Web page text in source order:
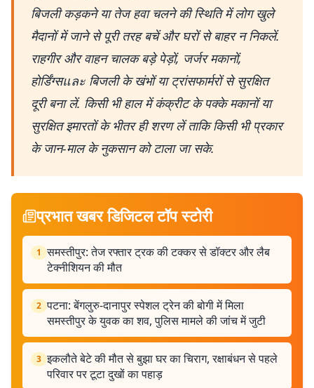
बिजली कड़कने या तेज हवा चलने की स्थिति में लोग खुले
मैदानों में जाने से पूरी तरह बचें और घरों से बाहर न निकलें.
राहगीर और वाहन चालक बड़े पेड़ों, जर्जर मकानों,
होर्डिंग्सและ बिजली के खंभों या ट्रांसफार्मरों से सुरक्षित
दूरी बना लें. किसी भी हाल में कंक्रीट के पक्के मकानों या
सुरक्षित इमारतों के भीतर ही शरण लें ताकि किसी भी प्रकार
के जान-माल के नुकसान को टाला जा सके.
प्रभात खबर डिजिटल टॉप स्टोरी
1 समस्तीपुर: तेज रफ्तार ट्रक की टक्कर से डॉक्टर और लैब
टेक्नीशियन की मौत
2 पटना: बेंगलुरु-दानापुर स्पेशल ट्रेन की बोगी में मिला
समस्तीपुर के युवक का शव, पुलिस मामले की जांच में जुटी
3 इकलौते बेटे की मौत से बुझा घर का चिराग, रक्षाबंधन से पहले
परिवार पर टूटा दुखों का पहाड़